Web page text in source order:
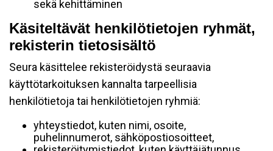
sekä kehittäminen
Käsiteltävät henkilötietojen ryhmät,
rekisterin tietosisältö
Seura käsittelee rekisteröidystä seuraavia
käyttötarkoituksen kannalta tarpeellisia
henkilötietoja tai henkilötietojen ryhmiä:
yhteystiedot, kuten nimi, osoite,
puhelinnumerot, sähköpostiosoitteet,